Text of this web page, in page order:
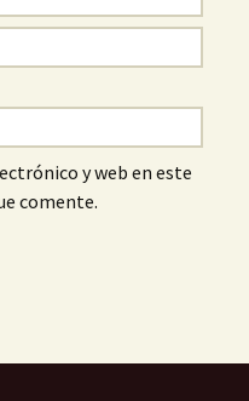
y web en este
comente.